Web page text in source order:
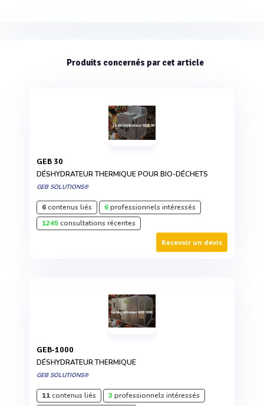
Produits concernés par cet article
GEB 30
DÉSHYDRATEUR THERMIQUE POUR BIO-DÉCHETS
GEB SOLUTIONS®
6contenus liés 6professionnels intéressés
1245consultations récentes
Recevoir un devis
GEB-1000
DÉSHYDRATEUR THERMIQUE
GEB SOLUTIONS®
11contenus liés 3 professionnels intéressés